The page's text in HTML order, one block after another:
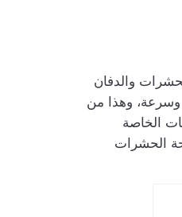
والدفان
وهذا من
الخاصة
الحشرات